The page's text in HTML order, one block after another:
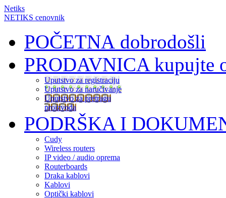
Netiks
NETIKS cenovnik
POČETNA dobrodošli
PRODAVNICAkupujte
Uputstvo za registraciju
Uputstvo za naručivanje
Uputstvo za pretragu
proizvoda
PODRŠKA I
Cudy
Wireless routers
IP video / audio oprema
Routerboards
Draka kablovi
Kablovi
Optički kablovi